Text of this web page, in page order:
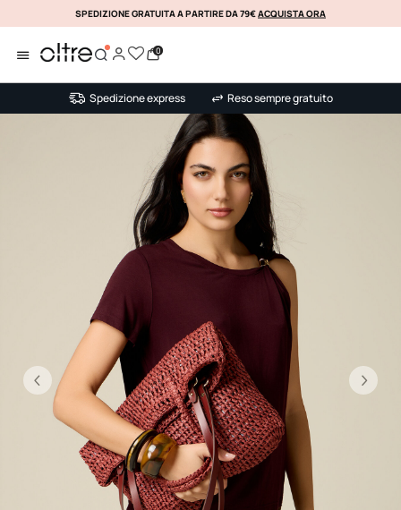
KLARNA
SPEDIZIONE GRATUITA A PARTIRE DA 79€ACQUISTA ORA
0
Spedizione express Reso sempre gratuito
Precedente